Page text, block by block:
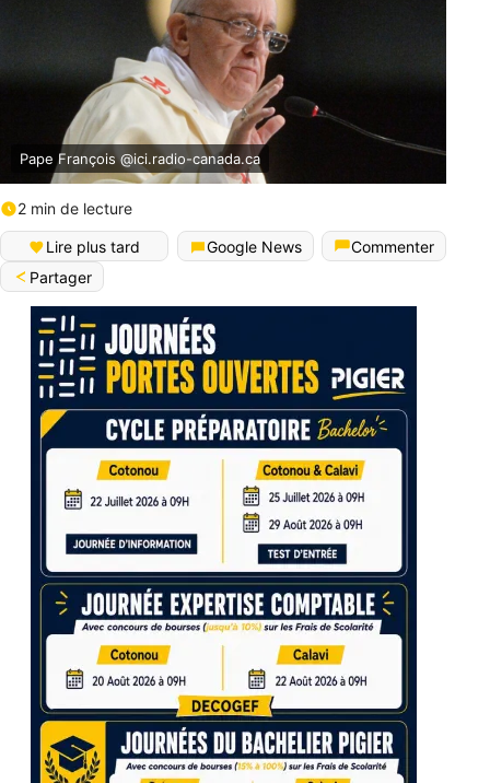
Pape François @ici.radio-canada.ca
2 min de lecture
Lire plus tard Google News
Commenter
Partager